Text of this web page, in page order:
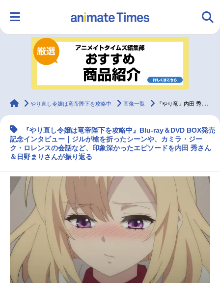
ランキング アニメ
ラジオ
マンガ・ラノベ ゲーム・アプリ 音楽 コスプレ
最新記事一覧
アニメ記事一覧 声優記事一覧
アニメ映画一覧 実写化映画一覧
今期アニメ曜日別一覧
春アニメ 夏アニメ
animateTimes
やり直し令嬢は竜帝陛下を攻略中 画像一覧 『やり竜』内田 秀＆日野まりが特に印象深かったエピソードとは／インタビュー
『やり直し令嬢は竜帝陛下を攻略中』Blu-ray＆DVD BOX発売
記念インタビュー｜ジルが槍を折ったシーンや、カミラ・ジー
ク・ロレンスの会話など、印象深かったエピソードを内田 秀さん
＆日野まりさんが振り返る